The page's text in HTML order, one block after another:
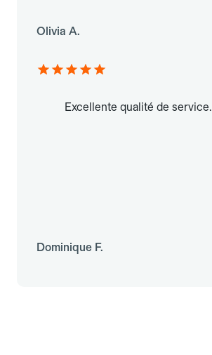
Olivia A.
Excellente qualité de service.
Dominique F.